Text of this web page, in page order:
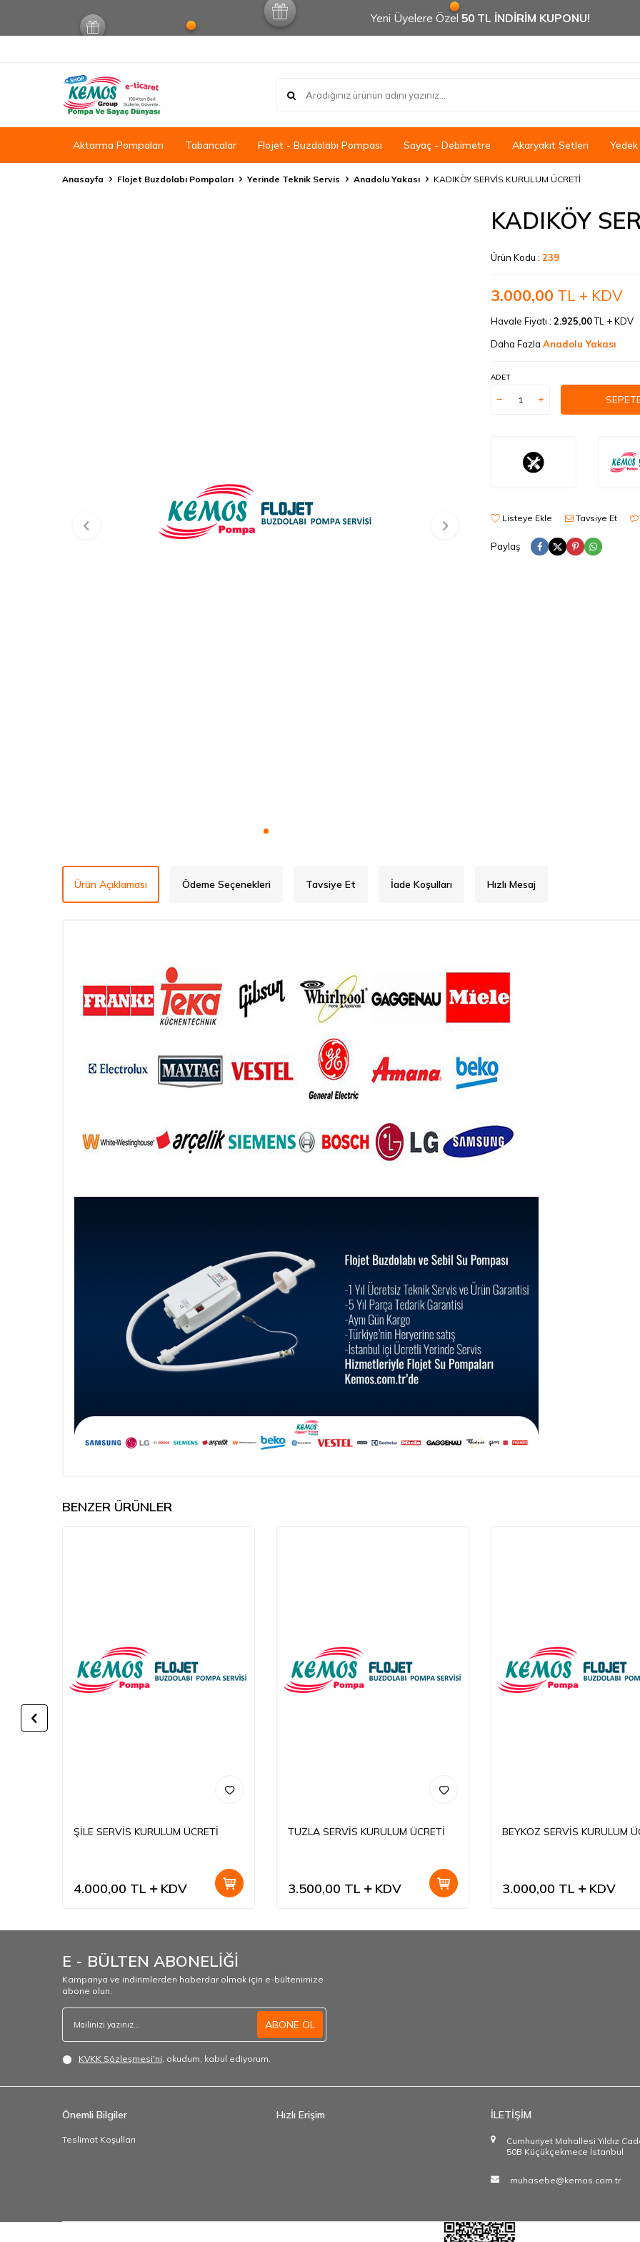
Yeni Üyelere Özel 50 TL İNDİRİM KUPONU!
Aktarma Pompaları Tabancalar Flojet - Buzdolabı Pompası Sayaç - Debimetre Akaryakıt Setleri
Anasayfa Flojet Buzdolabı Pompaları Yerinde Teknik Servis Anadolu Yakası KADIKÖY SERVİS KURULUM ÜCRETİ
KADIKÖY
Ürün Kodu : 239
3.000,00 TL + KDV
Havale Fiyatı : 2.925,00TL + KDV
Daha Fazla Anadolu Yakası
ADET
Listeye Ekle Tavsiye Et
Paylaş
Ürün Açıklaması Ödeme Seçenekleri Tavsiye Et İade Koşulları Hızlı Mesaj
BENZER ÜRÜNLER
ŞİLE SERVİS KURULUM ÜCRETİ
4.000,00 TL KDV
TUZLA SERVİS KURULUM ÜCRETİ
3.500,00 TL KDV
BEYKOZ SERVİS KURULUM
3.000,00 TL KDV
E - BÜLTEN ABONELİĞİ
Kampanya ve indirimlerden haberdar olmak için e-bültenimize
abone olun.
ABONE OL
KVKK Sözleşmesi'ni, okudum, kabul ediyorum.
Önemli Bilgiler
Teslimat Koşulları
Hızlı Erişim İLETİŞİM
Cumhuriyet Mahallesi Yıldız
50B Küçükçekmece İstanbul
muhasebe@kemos.com.tr